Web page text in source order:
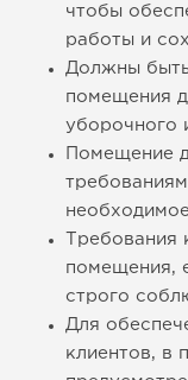
чтобы
работы и
Должны
помещения
уборочного
Помещение
Требования
помещения,
строго
Для
клиентов, в